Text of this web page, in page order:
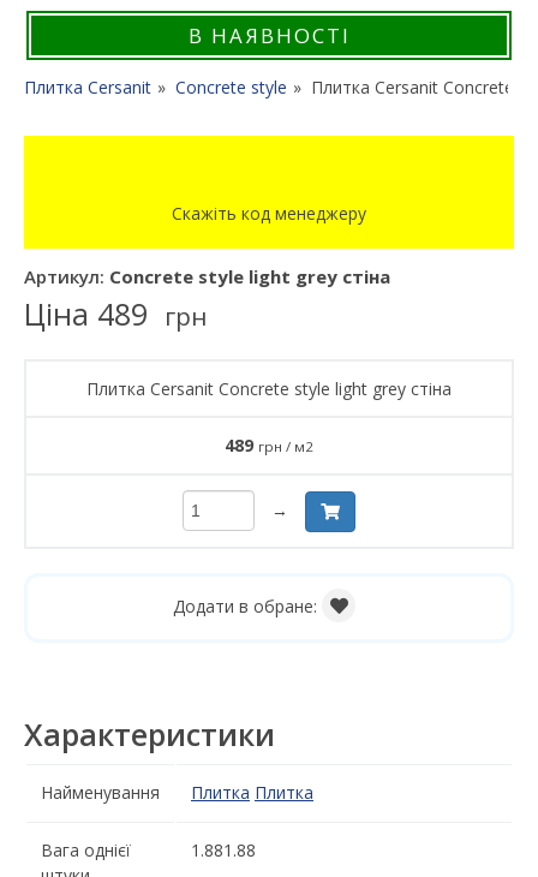
В НАЯВНОСТІ
Плитка Cersanit Concrete style Плитка Cersanit Concrete
Скажіть код менеджеру
Артикул: Concrete style light grey стіна
Ціна 489 грн
Плитка Cersanit Concrete style light grey стіна
489 грн / м2
→
Додати в обране:
Характеристики
Найменування Плитка Плитка
Вага однієї
1.881.88